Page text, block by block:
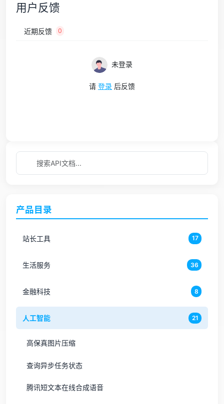
产品目录
站长工具 17
生活服务 36
金融科技 8
人工智能 21
高保真图片压缩
查询异步任务状态
腾讯短文本在线合成语音
用户反馈
近期反馈 0
未登录
请 登录 后反馈